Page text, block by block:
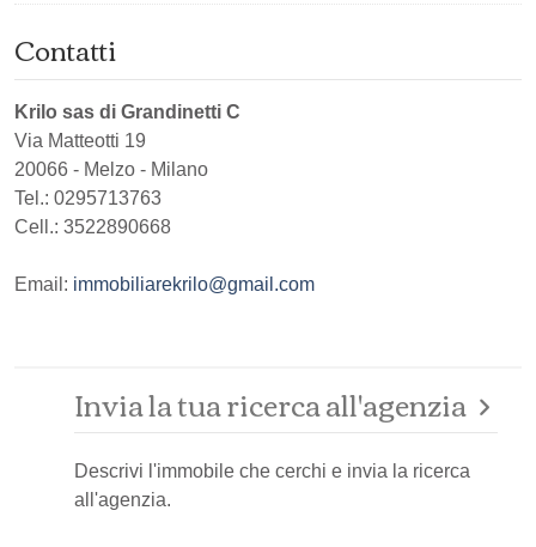
Contatti
Krilo sas di Grandinetti C
Via Matteotti 19
20066 - Melzo - Milano
Tel.: 0295713763
Cell.: 3522890668
Email: immobiliarekrilo@gmail.com
Invia la tua ricerca all'agenzia
Descrivi l'immobile che cerchi e invia la ricerca
all'agenzia.